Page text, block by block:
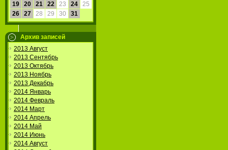
19
20 21 22 23 24
25
26
27 28 29 30 31
Архив записей
2013 Август
2013 Сентябрь
2013 Октябрь
2013 Ноябрь
2013 Декабрь
2014 Январь
2014 Февраль
2014 Март
2014 Апрель
2014 Май
2014 Июнь
2014 Август